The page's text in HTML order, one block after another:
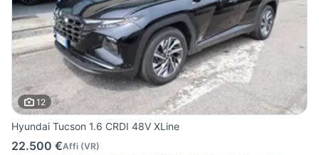
12
Hyundai Tucson 1.6 CRDI 48V XLine
22.500 €Affi (VR)